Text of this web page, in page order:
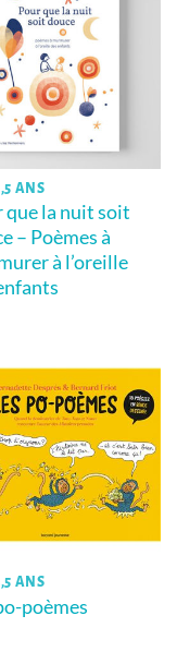
ANS
que la nuit soit
– Poèmes à
à l’oreille
ANS
poèmes